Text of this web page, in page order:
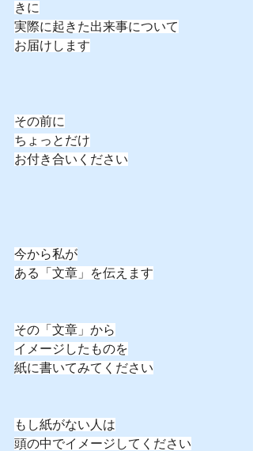
きに
実際に起きた出来事について
お届けします
その前に
ちょっとだけ
お付き合いください
今から私が
ある「文章」を伝えます
その「文章」から
イメージしたものを
紙に書いてみてください
もし紙がない人は
頭の中でイメージしてください